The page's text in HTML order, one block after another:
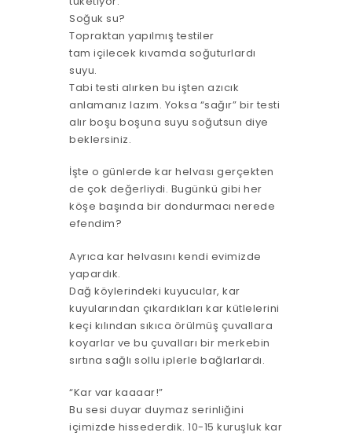
Soğuk su?
Topraktan yapılmış testiler
tam içilecek kıvamda soğuturlardı
suyu.
Tabi testi alırken bu işten azıcık
anlamanız lazım. Yoksa “sağır” bir testi
alır boşu boşuna suyu soğutsun diye
beklersiniz.
İşte o günlerde kar helvası gerçekten
de çok değerliydi. Bugünkü gibi her
köşe başında bir dondurmacı nerede
efendim?
Ayrıca kar helvasını kendi evimizde
yapardık.
Dağ köylerindeki kuyucular, kar
kuyularından çıkardıkları kar kütlelerini
keçi kılından sıkıca örülmüş çuvallara
koyarlar ve bu çuvalları bir merkebin
sırtına sağlı sollu iplerle bağlarlardı.
“Kar var kaaaar!”
Bu sesi duyar duymaz serinliğini
içimizde hissederdik. 10-15 kuruşluk kar